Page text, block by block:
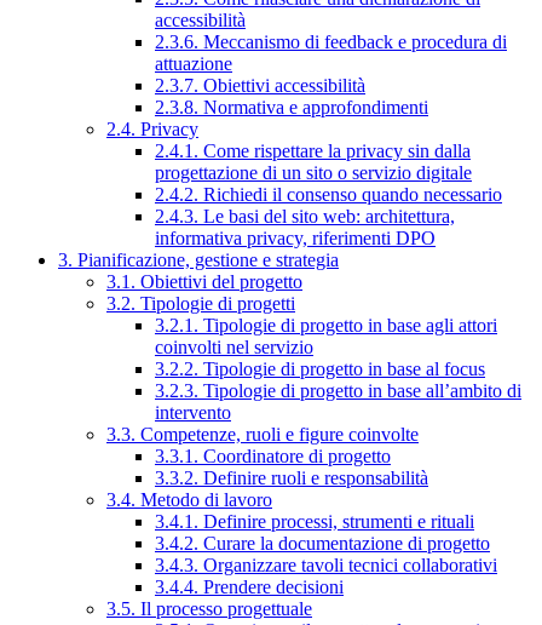
accessibilità
2.3.6. Meccanismo di feedback e procedura di
attuazione
2.3.7. Obiettivi accessibilità
2.3.8. Normativa e approfondimenti
2.4. Privacy
2.4.1. Come rispettare la privacy sin dalla
progettazione di un sito o servizio digitale
2.4.2. Richiedi il consenso quando necessario
2.4.3. Le basi del sito web: architettura,
informativa privacy, riferimenti DPO
3. Pianificazione, gestione e strategia
3.1. Obiettivi del progetto
3.2. Tipologie di progetti
3.2.1. Tipologie di progetto in base agli attori
coinvolti nel servizio
3.2.2. Tipologie di progetto in base al focus
3.2.3. Tipologie di progetto in base all’ambito di
intervento
3.3. Competenze, ruoli e figure coinvolte
3.3.1. Coordinatore di progetto
3.3.2. Definire ruoli e responsabilità
3.4. Metodo di lavoro
3.4.1. Definire processi, strumenti e rituali
3.4.2. Curare la documentazione di progetto
3.4.3. Organizzare tavoli tecnici collaborativi
3.4.4. Prendere decisioni
3.5. Il processo progettuale